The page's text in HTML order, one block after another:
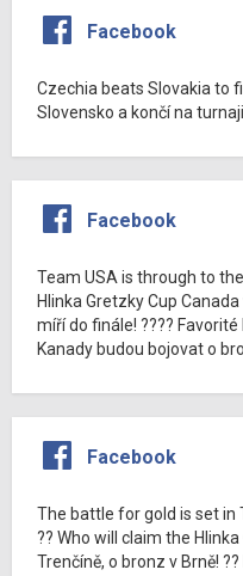
Facebook
Czechia beats Slovakia to
Slovensko a končí na
Facebook
Team USA is through to
Hlinka Gretzky Cup
míří do finále! ????
Kanady budou bojovat o
Facebook
The battle for gold is set in
?? Who will claim the
Trenčíně, o bronz v Brně!